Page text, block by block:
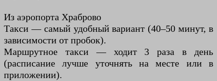
Из аэропорта Храброво
Такси — самый удобный вариант (40–50 минут, в
зависимости от пробок).
Маршрутное такси — ходит 3 раза в день
(расписание лучше уточнять на месте или в
приложении).